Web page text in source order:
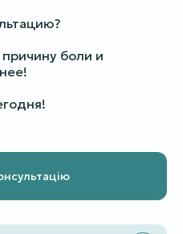
боли и